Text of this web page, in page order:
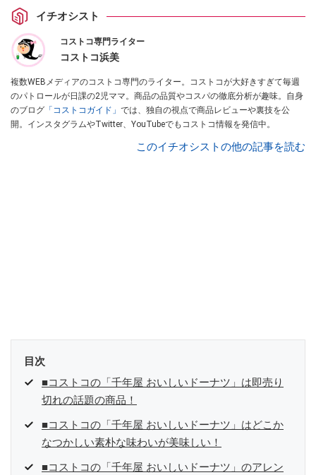
イチオシスト
コストコ専門ライター
コストコ浜美
複数WEBメディアのコストコ専門のライター。コストコが大好きすぎて毎週
のパトロールが日課の2児ママ。商品の品質やコスパの徹底分析が趣味。自身
のブログ 「コストコガイド」 では、独自の視点で商品レビューや裏技を公
開。インスタグラムやTwitter、YouTubeでもコストコ情報を発信中。
このイチオシストの他の記事を読む
目次
■コストコの「千年屋 おいしいドーナツ」は即売り
切れの話題の商品！
■コストコの「千年屋 おいしいドーナツ」はどこか
なつかしい素朴な味わいが美味しい！
■コストコの「千年屋 おいしいドーナツ」のアレン